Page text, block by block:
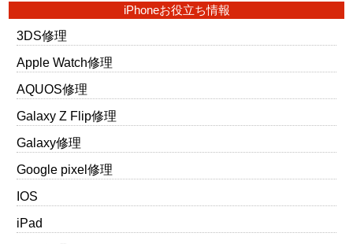
iPhoneお役立ち情報
3DS修理
Apple Watch修理
AQUOS修理
Galaxy Z Flip修理
Galaxy修理
Google pixel修理
IOS
iPad